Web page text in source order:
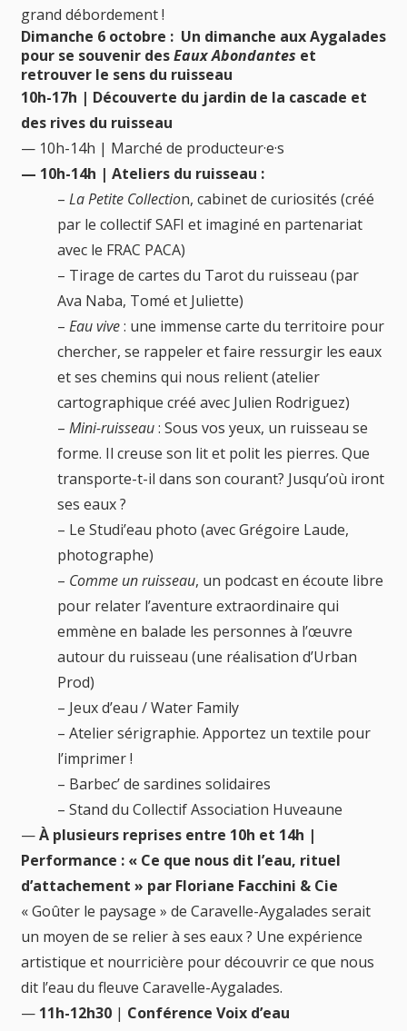
grand débordement !
Dimanche 6 octobre : Un dimanche aux Aygalades
pour se souvenir desEaux Abondantes et
retrouver le sens du ruisseau
10h-17h | Découverte du jardin de la cascade et
des rives du ruisseau
— 10h-14h | Marché de producteur·e·s
— 10h-14h | Ateliers du ruisseau :
– La Petite Collection, cabinet de curiosités (créé
par le collectif SAFI et imaginé en partenariat
avec le FRAC PACA)
– Tirage de cartes du Tarot du ruisseau (par
Ava Naba, Tomé et Juliette)
– Eau vive: une immense carte du territoire pour
chercher, se rappeler et faire ressurgir les eaux
et ses chemins qui nous relient (atelier
cartographique créé avec Julien Rodriguez)
– Mini-ruisseau: Sous vos yeux, un ruisseau se
forme. Il creuse son lit et polit les pierres. Que
transporte-t-il dans son courant? Jusqu’où iront
ses eaux ?
– Le Studi’eau photo (avec Grégoire Laude,
photographe)
– Comme un ruisseau, un podcast en écoute libre
pour relater l’aventure extraordinaire qui
emmène en balade les personnes à l’œuvre
autour du ruisseau (une réalisation d’Urban
Prod)
– Jeux d’eau / Water Family
– Atelier sérigraphie. Apportez un textile pour
l’imprimer !
– Barbec’ de sardines solidaires
– Stand du Collectif Association Huveaune
—À plusieurs reprises entre 10h et 14h |
Performance : « Ce que nous dit l’eau, rituel
d’attachement » par Floriane Facchini & Cie
« Goûter le paysage » de Caravelle-Aygalades serait
un moyen de se relier à ses eaux ? Une expérience
artistique et nourricière pour découvrir ce que nous
dit l’eau du fleuve Caravelle-Aygalades.
— 11h-12h30 | Conférence Voix d’eau